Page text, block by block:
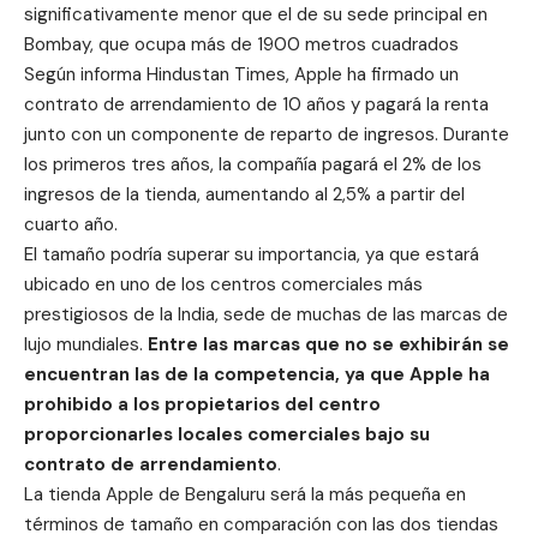
significativamente menor que el de su sede principal en
Bombay, que ocupa más de 1900 metros cuadrados
Según informa Hindustan Times, Apple ha firmado un
contrato de arrendamiento de 10 años y pagará la renta
junto con un componente de reparto de ingresos. Durante
los primeros tres años, la compañía pagará el 2% de los
ingresos de la tienda, aumentando al 2,5% a partir del
cuarto año.
El tamaño podría superar su importancia, ya que estará
ubicado en uno de los centros comerciales más
prestigiosos de la India, sede de muchas de las marcas de
lujo mundiales. Entre las marcas que no se exhibirán se
encuentran las de la competencia, ya que Apple ha
prohibido a los propietarios del centro
proporcionarles locales comerciales bajo su
contrato de arrendamiento.
La tienda Apple de Bengaluru será la más pequeña en
términos de tamaño en comparación con las dos tiendas